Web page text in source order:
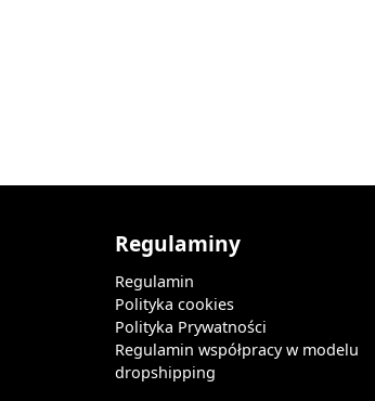
Regulaminy
Regulamin
Polityka cookies
Polityka Prywatności
Regulamin współpracy w modelu
dropshipping